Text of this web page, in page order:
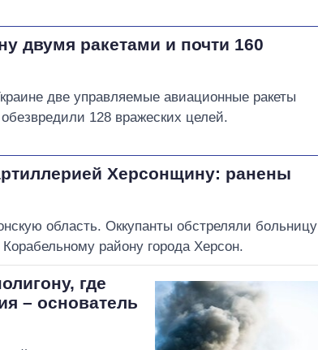
двумя ракетами и почти 160
две управляемые авиационные ракеты
128 вражеских целей.
Херсонщину: ранены
область. Оккупанты обстреляли больницу
району города Херсон.
где
– основатель